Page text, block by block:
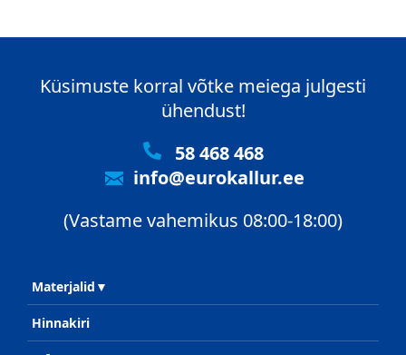
Küsimuste korral võtke meiega julgesti
ühendust!
58 468 468
info@eurokallur.ee
(Vastame vahemikus 08:00-18:00)
Materjalid
Hinnakiri